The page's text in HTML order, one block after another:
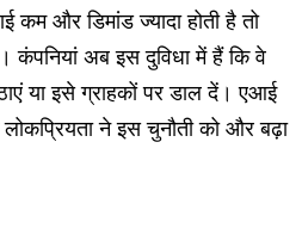
कम और डिमांड ज्यादा होती है तो
कंपनियां अब इस दुविधा में हैं कि वे
या इसे ग्राहकों पर डाल दें। एआई
ने इस चुनौती को और बढ़ा